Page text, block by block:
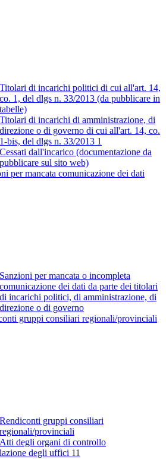
Titolari di incarichi politici di cui all'art. 14,
co. 1, del dlgs n. 33/2013 (da pubblicare in
tabelle)
Titolari di incarichi di amministrazione, di
direzione o di governo di cui all'art. 14, co.
1-bis, del dlgs n. 33/2013 1
Cessati dall'incarico (documentazione da
pubblicare sul sito web)
per mancata comunicazione dei dati
Sanzioni per mancata o incompleta
comunicazione dei dati da parte dei titolari
di incarichi politici, di amministrazione, di
direzione o di governo
gruppi consiliari regionali/provinciali
Rendiconti gruppi consiliari
regionali/provinciali
Atti degli organi di controllo
degli uffici 11